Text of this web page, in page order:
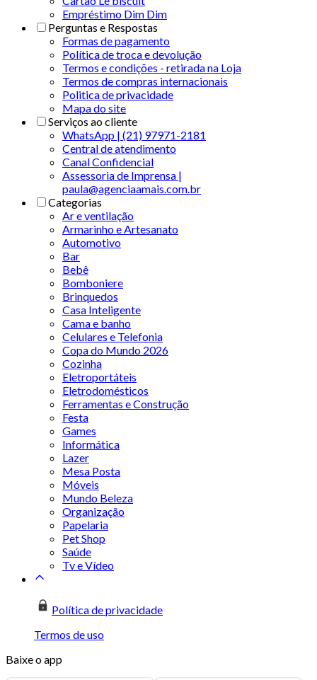
Empréstimo Dim Dim
Perguntas e Respostas
Formas de pagamento
Política de troca e devolução
Termos e condições - retirada na Loja
Termos de compras internacionais
Politica de privacidade
Mapa do site
Serviços ao cliente
WhatsApp | (21) 97971-2181
Central de atendimento
Canal Confidencial
Assessoria de Imprensa |
paula@agenciaamais.com.br
Categorias
Ar e ventilação
Armarinho e Artesanato
Automotivo
Bar
Bebê
Bomboniere
Brinquedos
Casa Inteligente
Cama e banho
Celulares e Telefonia
Copa do Mundo 2026
Cozinha
Eletroportáteis
Eletrodomésticos
Ferramentas e Construção
Festa
Games
Informática
Lazer
Mesa Posta
Móveis
Mundo Beleza
Organização
Papelaria
Pet Shop
Saúde
Tv e Vídeo
Política de privacidade
Termos de uso
Baixe o app